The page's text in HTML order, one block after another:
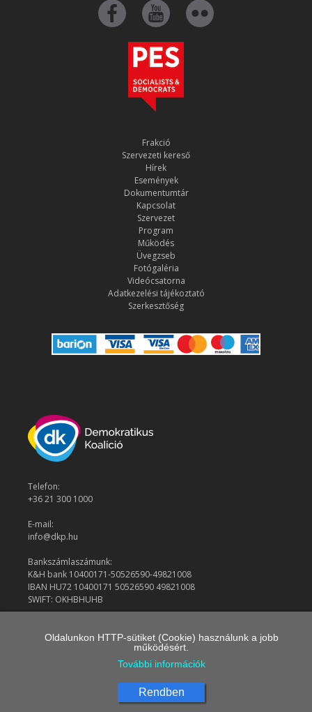
Frakció
Szervezeti kereső
Hírek
Események
Dokumentumtár
Kapcsolat
Szervezet
Program
Működés
Üvegzseb
Fotógaléria
Videócsatorna
Adatkezelési tájékoztató
Szerkesztőség
Telefon:
+36 21 300 1000
E-mail:
info@dkp.hu
Bankszámlaszámunk:
K&H bank 10400171-50526590-49821008
IBAN HU72 10400171 50526590 49821008
SWIFT: OKHBHUHB
© 2026 Demokratikus Koalíció
Oldalunkon HTTP-sütiket (Cookie) használunk a jobb
működésért.
További információk